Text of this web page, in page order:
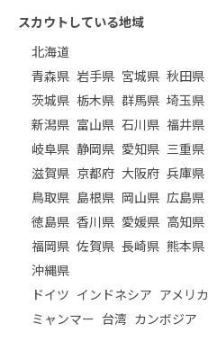
スカウトしている地域
北海道
青森県 岩手県 宮城県 秋田県
茨城県 栃木県 群馬県 埼玉県
新潟県 富山県 石川県 福井県
岐阜県 静岡県 愛知県 三重県
滋賀県 京都府 大阪府 兵庫県
鳥取県 島根県 岡山県 広島県
徳島県 香川県 愛媛県 高知県
福岡県 佐賀県 長崎県 熊本県
沖縄県
ドイツ インドネシア アメリカ
ミャンマー 台湾 カンボジア